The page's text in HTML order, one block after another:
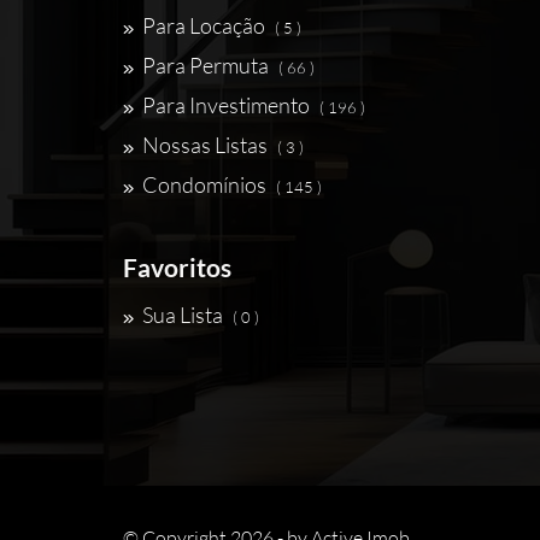
Para Locação ( 5 )
Para Permuta ( 66 )
Para Investimento ( 196 )
Nossas Listas ( 3 )
Condomínios ( 145 )
Favoritos
Sua Lista ( 0 )